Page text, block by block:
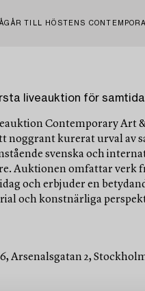
TILL HÖSTENS
liveauktion för
Contemporary Art
noggrant kurerat urval av
svenska och
Auktionen omfattar verk
och erbjuder en
och konstnärliga
Arsenalsgatan 2,